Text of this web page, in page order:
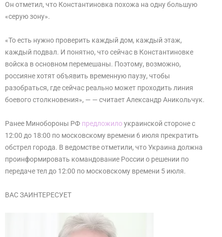
Он отметил, что Константиновка похожа на одну большую
«серую зону».
«То есть нужно проверить каждый дом, каждый этаж,
каждый подвал. И понятно, что сейчас в Константиновке
войска в основном перемешаны. Поэтому, возможно,
россияне хотят объявить временную паузу, чтобы
разобраться, где сейчас реально может проходить линия
боевого столкновения», — — считает Александр Аникольчук.
Ранее Минобороны РФ предложилоукраинской стороне с
12:00 до 18:00 по московскому времени 6 июля прекратить
обстрел города. В ведомстве отметили, что Украина должна
проинформировать командование России о решении по
передаче тел до 12:00 по московскому времени 5 июля.
ВАС ЗАИНТЕРЕСУЕТ